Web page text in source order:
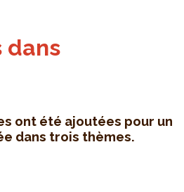
dans
ont été ajoutées pour un
dans trois thèmes.